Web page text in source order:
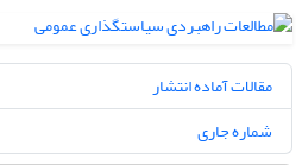
مقالات آماده انتشار
شماره جاری